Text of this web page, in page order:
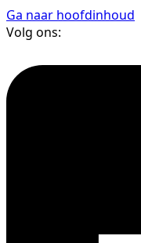
Ga naar hoofdinhoud
Volg ons: